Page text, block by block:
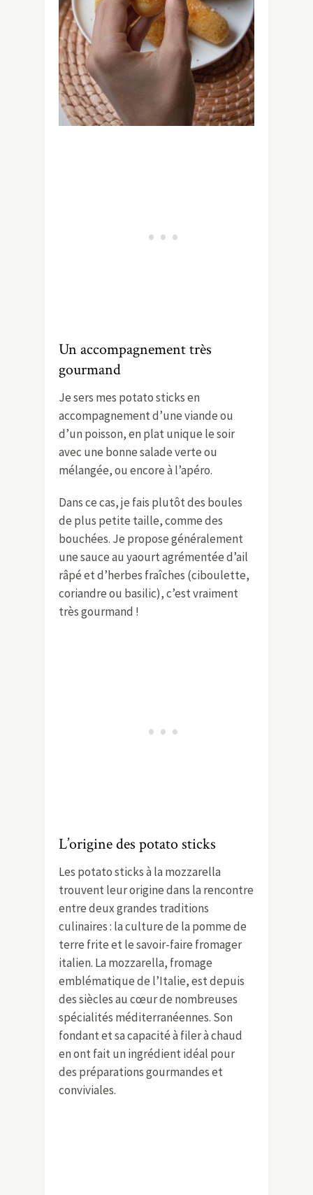
Un accompagnement très
gourmand
Je sers mes potato sticks en
accompagnement d’une viande ou
d’un poisson, en plat unique le soir
avec une bonne salade verte ou
mélangée, ou encore à l’apéro.
Dans ce cas, je fais plutôt des boules
de plus petite taille, comme des
bouchées. Je propose généralement
une sauce au yaourt agrémentée d’ail
râpé et d’herbes fraîches (ciboulette,
coriandre ou basilic), c’est vraiment
très gourmand !
L’origine des potato sticks
Les potato sticks à la mozzarella
trouvent leur origine dans la rencontre
entre deux grandes traditions
culinaires : la culture de la pomme de
terre frite et le savoir-faire fromager
italien. La mozzarella, fromage
emblématique de l’Italie, est depuis
des siècles au cœur de nombreuses
spécialités méditerranéennes. Son
fondant et sa capacité à filer à chaud
en ont fait un ingrédient idéal pour
des préparations gourmandes et
conviviales.